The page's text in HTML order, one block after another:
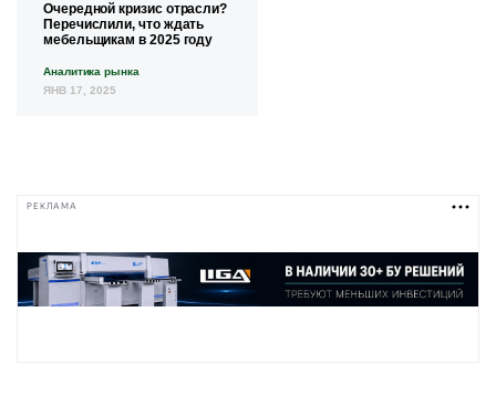
Очередной кризис отрасли?
Перечислили, что ждать
мебельщикам в 2025 году
Аналитика рынка
ЯНВ 17, 2025
РЕКЛАМА